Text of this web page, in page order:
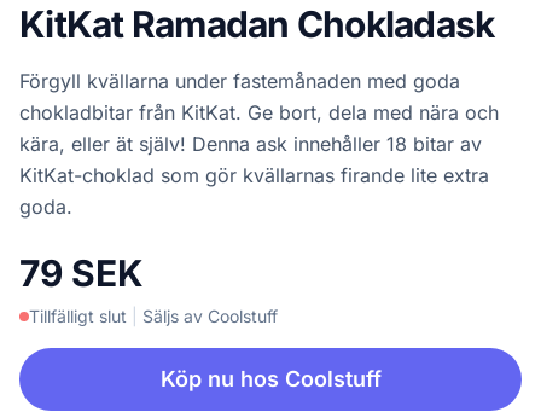
KitKat Ramadan Chokladask
Förgyll kvällarna under fastemånaden med goda
chokladbitar från KitKat. Ge bort, dela med nära och
kära, eller ät själv! Denna ask innehåller 18 bitar av
KitKat-choklad som gör kvällarnas firande lite extra
goda.
79 SEK
Tillfälligt slut Säljs av Coolstuff
Köp nu hos Coolstuff